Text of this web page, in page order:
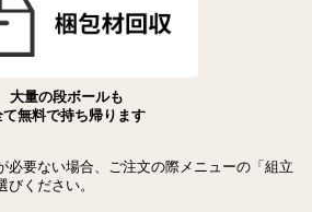
大量の段ボールも
て無料で持ち帰ります
要ない場合、ご注文の際メニューの「組立
ください。